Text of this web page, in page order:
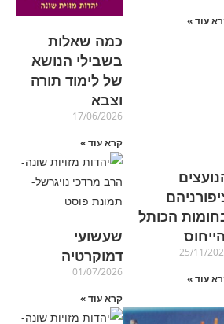
עוד »
כמה שאלות
בשבילי הנושא
של לימוד תורה
וצבא
17/06/2026
קרא עוד »
הכותל
25/11/
עוד »
שעשועי
דמוקרטיה
01/07/2026
קרא עוד »